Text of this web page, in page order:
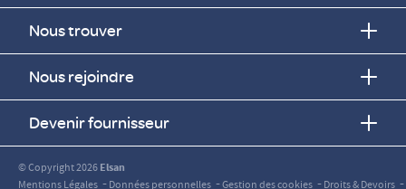
Nous trouver
Nous rejoindre
Devenir fournisseur
© Copyright 2026Elsan
Mentions Légales Données personnelles Gestion des cookies Droits & Devoirs